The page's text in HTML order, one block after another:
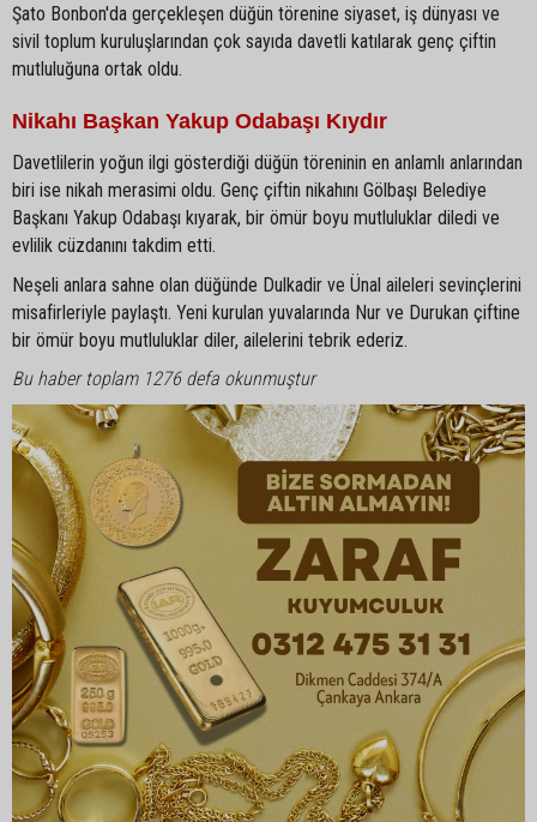
Şato Bonbon'da gerçekleşen düğün törenine siyaset, iş dünyası ve
sivil toplum kuruluşlarından çok sayıda davetli katılarak genç çiftin
mutluluğuna ortak oldu.
Nikahı Başkan Yakup Odabaşı Kıydır
Davetlilerin yoğun ilgi gösterdiği düğün töreninin en anlamlı anlarından
biri ise nikah merasimi oldu. Genç çiftin nikahını Gölbaşı Belediye
Başkanı Yakup Odabaşı kıyarak, bir ömür boyu mutluluklar diledi ve
evlilik cüzdanını takdim etti.
Neşeli anlara sahne olan düğünde Dulkadir ve Ünal aileleri sevinçlerini
misafirleriyle paylaştı. Yeni kurulan yuvalarında Nur ve Durukan çiftine
bir ömür boyu mutluluklar diler, ailelerini tebrik ederiz.
Bu haber toplam 1276 defa okunmuştur